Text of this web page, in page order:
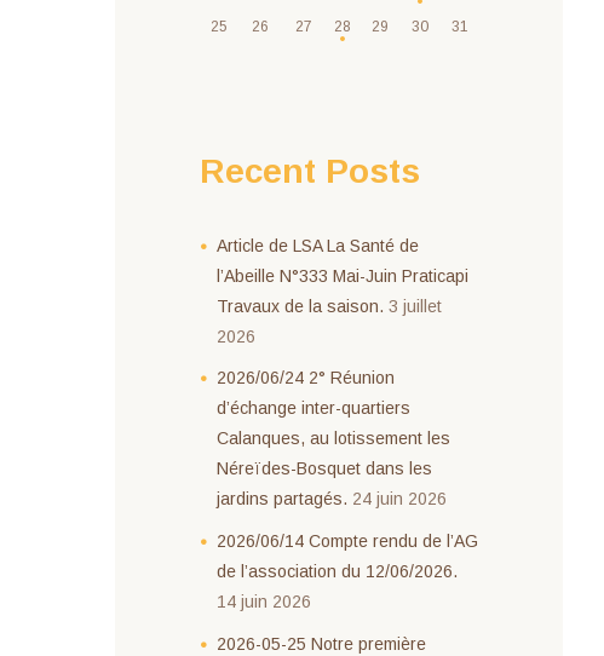
25 26 27 28 29 30 31
Recent Posts
Article de LSA La Santé de
l’Abeille N°333 Mai-Juin Praticapi
Travaux de la saison. 3 juillet
2026
2026/06/24 2° Réunion
d’échange inter-quartiers
Calanques, au lotissement les
Néreïdes-Bosquet dans les
jardins partagés. 24 juin 2026
2026/06/14 Compte rendu de l’AG
de l’association du 12/06/2026.
14 juin 2026
2026-05-25 Notre première